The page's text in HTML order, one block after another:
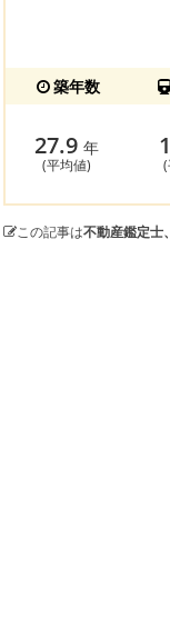
築年数
27.9 年
(平均値)
この記事は不動産鑑定士